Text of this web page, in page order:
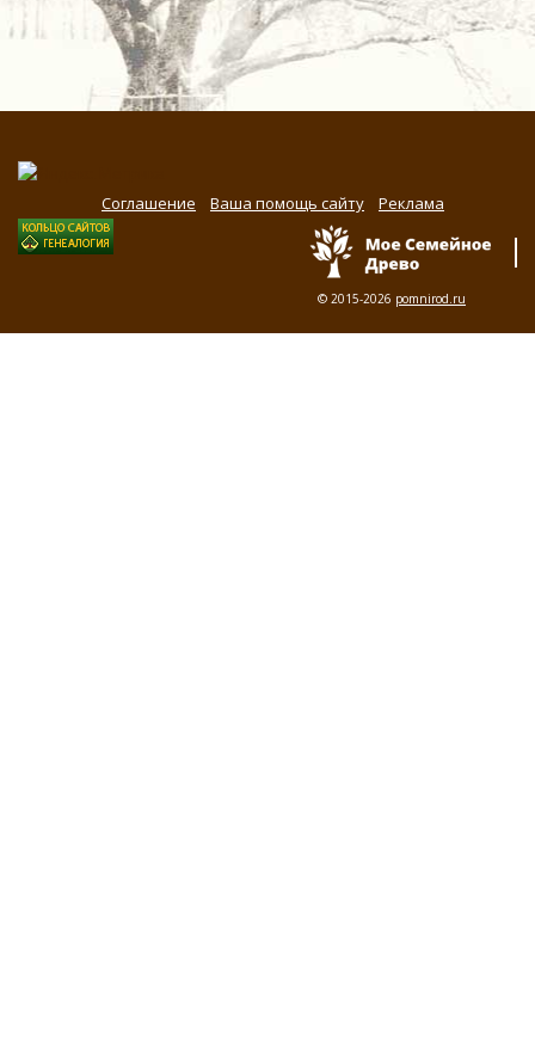
Соглашение Ваша помощь сайту Реклама
© 2015-2026 pomnirod.ru